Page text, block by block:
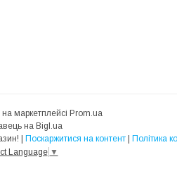
маркетплейсі Prom.ua
на Bigl.ua
MebelTrade — Більше, ніж меблевий інтернет-магазин! | Поскаржитися на контент | Політика
Language ▼